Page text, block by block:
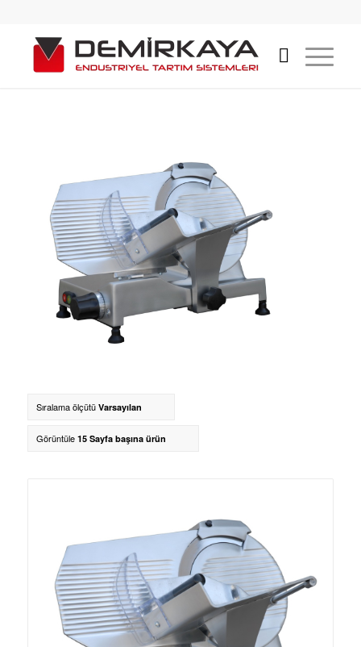
Sıralama ölçütü Varsayılan
Görüntüle 15 Sayfa başına ürün